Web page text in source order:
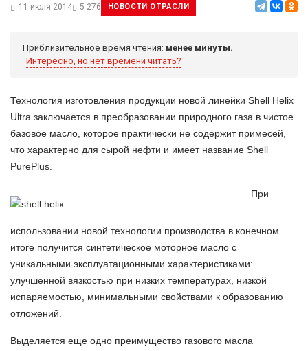
11 июля 2014 5 276 НОВОСТИ ОТРАСЛИ
Приблизительное время чтения: менее минуты.
Интересно, но нет времени читать?
Технология изготовления продукции новой линейки Shell Helix
Ultra заключается в преобразовании природного газа в чистое
базовое масло, которое практически не содержит примесей,
что характерно для сырой нефти и имеет название Shell
PurePlus.
При
использовании новой технологии производства в конечном
итоге получится синтетическое моторное масло с
уникальными эксплуатационными характеристиками:
улучшенной вязкостью при низких температурах, низкой
испаряемостью, минимальными свойствами к образованию
отложений.
Выделяется еще одно преимущество газового масла